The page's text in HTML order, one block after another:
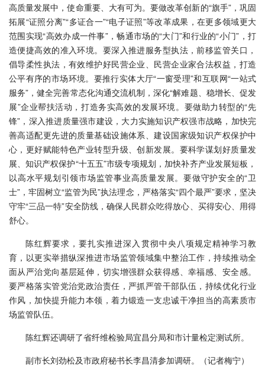
高质量发展中，使命重要、大有可为。要做改革创新的“旗手”，巩固
拓展“证照分离”“多证合一”“电子证照”等改革成果，在更多领域更大
范围实现“高效办成一件事”，畅通市场的“大门”和行业的“小门”，打
造便捷高效的准入环境。要深入推进服务型执法，前移监管关口，
倡导柔性执法，有效维护好民营企业、民营企业家合法权益，打造
公平有序的市场环境。要推行实体大厅“一窗受理”和互联网“一站式
服务”，健全完善常态化沟通交流机制，深化“解难题、稳增长、促发
展”企业帮扶活动，打造务实高效的发展环境。要做助力转型的“先
锋”，深入推进质量强市建设，大力实施知识产权强市战略，加快完
善高适配更先进的质量基础设施体系、建设国家级知识产权保护中
心，更好赋能特色产业转型升级、创新发展。要科学谋划好质量发
展、知识产权保护“十五五”市级专项规划，加快补齐产业发展短板，
以高水平规划引领市场监管事业高质量发展。要做守护安全的“卫
士”，牢固树立“监管为民”执法理念，严格落实“四个最严”要求，坚决
守牢“三品一特”安全防线，确保人民群众吃得放心、买得安心、用得
舒心。
陈红辉要求，要扎实推进深入贯彻中央八项规定精神学习教
育，以更实举措纵深推进市场监管领域集中整治工作，持续推动全
面从严治党向基层延伸，切实增强群众获得感、幸福感、安全感。
要严格落实管党治党政治责任，严抓严管干部队伍，持续优化行业
作风，加快提升能力本领，着力锻造一支忠诚干净担当的高素质市
场监管队伍。
陈红辉还调研了省纤维检验局宜昌分局和市计量检定测试所。
副市长刘劲松及市政府秘书长李昌清参加调研。（记者梅宁）